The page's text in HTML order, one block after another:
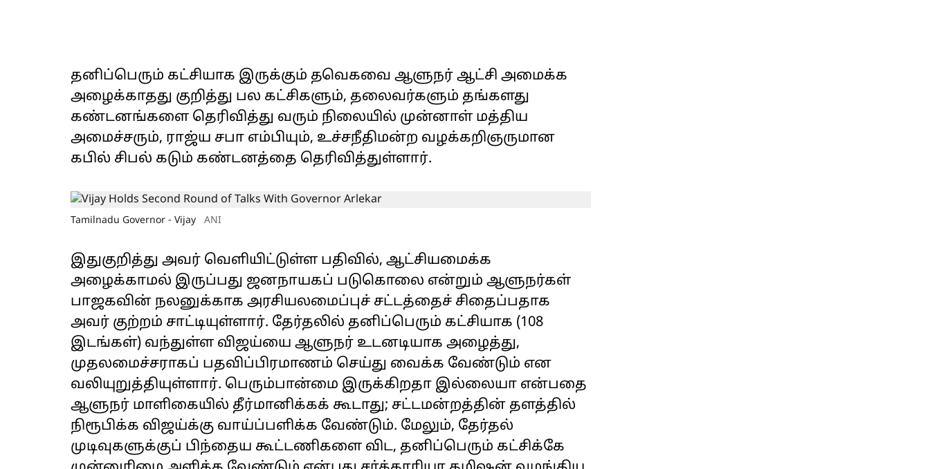
தனிப்பெரும் கட்சியாக இருக்கும் தவெகவை ஆளுநர் ஆட்சி அமைக்க
அழைக்காதது குறித்து பல கட்சிகளும், தலைவர்களும் தங்களது
கண்டனங்களை தெரிவித்து வரும் நிலையில் முன்னாள் மத்திய
அமைச்சரும், ராஜ்ய சபா எம்பியும், உச்சநீதிமன்ற வழக்கறிஞருமான
கபில் சிபல் கடும் கண்டனத்தை தெரிவித்துள்ளார்.
Tamilnadu Governor - Vijay ANI
இதுகுறித்து அவர் வெளியிட்டுள்ள பதிவில், ஆட்சியமைக்க
அழைக்காமல் இருப்பது ஜனநாயகப் படுகொலை என்றும் ஆளுநர்கள்
பாஜகவின் நலனுக்காக அரசியலமைப்புச் சட்டத்தைச் சிதைப்பதாக
அவர் குற்றம் சாட்டியுள்ளார். தேர்தலில் தனிப்பெரும் கட்சியாக (108
இடங்கள்) வந்துள்ள விஜய்யை ஆளுநர் உடனடியாக அழைத்து,
முதலமைச்சராகப் பதவிப்பிரமாணம் செய்து வைக்க வேண்டும் என
வலியுறுத்தியுள்ளார். பெரும்பான்மை இருக்கிறதா இல்லையா என்பதை
ஆளுநர் மாளிகையில் தீர்மானிக்கக் கூடாது; சட்டமன்றத்தின் தளத்தில்
நிரூபிக்க விஜய்க்கு வாய்ப்பளிக்க வேண்டும். மேலும், தேர்தல்
முடிவுகளுக்குப் பிந்தைய கூட்டணிகளை விட, தனிப்பெரும் கட்சிக்கே